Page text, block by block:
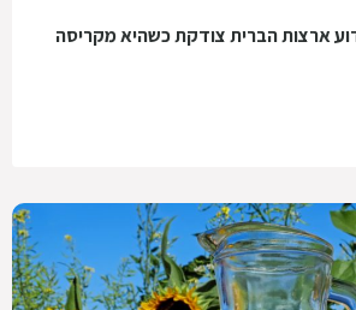
ארצות הברית צודקת כשהיא מקריסה